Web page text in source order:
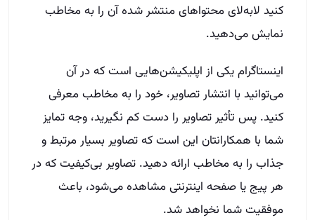
کنید لابه‌لای محتواهای منتشر شده آن را به مخاطب
نمایش می‌دهید.
اینستاگرام یکی از اپلیکیشن‌هایی است که در آن
می‌توانید با انتشار تصاویر، خود را به مخاطب معرفی
کنید. پس تأثیر تصاویر را دست کم نگیرید، وجه تمایز
شما با همکارانتان این است که تصاویر بسیار مرتبط و
جذاب را به مخاطب ارائه دهید. تصاویر بی‌کیفیت که در
هر پیج یا صفحه اینترنتی مشاهده می‌شود، باعث
موفقیت شما نخواهد شد.